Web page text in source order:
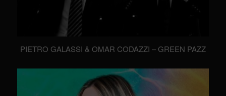
PIETRO GALASSI & OMAR CODAZZI – GREEN PAZZ